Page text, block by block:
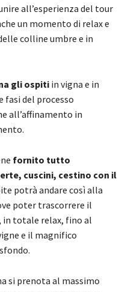
all’esperienza del tour
un momento di relax e
colline umbre e in
gli ospiti in vigna e in
del processo
all’affinamento in
fornito tutto
cuscini, cestino con il
potrà andare così alla
poter trascorrere il
in totale relax, fino al
e il magnifico
si prenota al massimo